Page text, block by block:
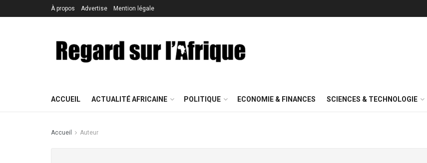
À propos Advertise Mention légale
ACCUEIL ACTUALITÉ AFRICAINE POLITIQUE ECONOMIE & FINANCES SCIENCES & TECHNOLOGIE
Accueil Auteur